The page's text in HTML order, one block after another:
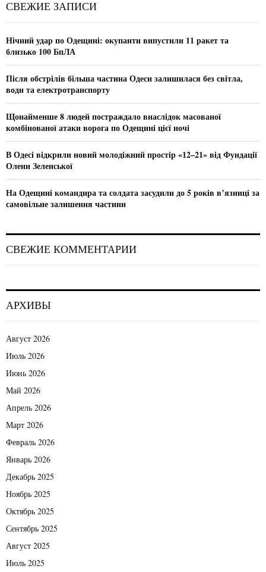
h
o
r
СВЕЖИЕ ЗАПИСИ
Нічний удар по Одещині: окупанти випустили 11 ракет та
близько 100 БпЛА
Після обстрілів більша частина Одеси залишилася без світла,
води та електротранспорту
Щонайменше 8 людей постраждало внаслідок масованої
комбінованої атаки ворога по Одещині цієї ночі
В Одесі відкрили новий молодіжний простір «12–21» від Фундації
Олени Зеленської
На Одещині командира та солдата засудили до 5 років в’язниці за
самовільне залишення частини
СВЕЖИЕ КОММЕНТАРИИ
АРХИВЫ
Август 2026
Июль 2026
Июнь 2026
Май 2026
Апрель 2026
Март 2026
Февраль 2026
Январь 2026
Декабрь 2025
Ноябрь 2025
Октябрь 2025
Сентябрь 2025
Август 2025
Июль 2025